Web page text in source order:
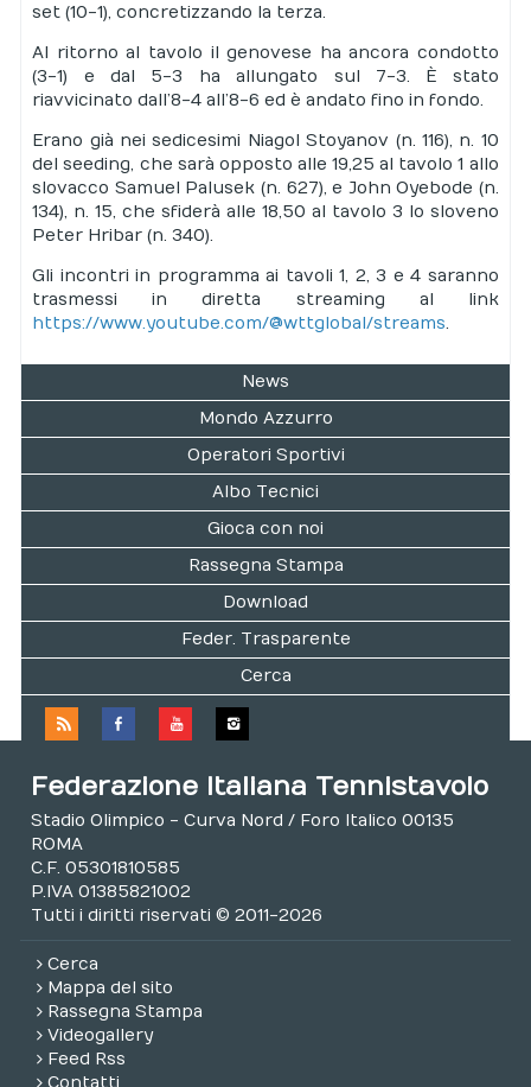
set (10-1), concretizzando la terza.
Al ritorno al tavolo il genovese ha ancora condotto
(3-1) e dal 5-3 ha allungato sul 7-3. È stato
riavvicinato dall’8-4 all’8-6 ed è andato fino in fondo.
Erano già nei sedicesimi Niagol Stoyanov (n. 116), n. 10
del seeding, che sarà opposto alle 19,25 al tavolo 1 allo
slovacco Samuel Palusek (n. 627), e John Oyebode (n.
134), n. 15, che sfiderà alle 18,50 al tavolo 3 lo sloveno
Peter Hribar (n. 340).
Gli incontri in programma ai tavoli 1, 2, 3 e 4 saranno
trasmessi in diretta streaming al link
https://www.youtube.com/@wttglobal/streams.
News
Mondo Azzurro
Operatori Sportivi
Albo Tecnici
Gioca con noi
Rassegna Stampa
Download
Feder. Trasparente
Cerca
Federazione Italiana Tennistavolo
Stadio Olimpico - Curva Nord / Foro Italico 00135
ROMA
C.F. 05301810585
P.IVA 01385821002
Tutti i diritti riservati © 2011-2026
Cerca
Mappa del sito
Rassegna Stampa
Videogallery
Feed Rss
Contatti